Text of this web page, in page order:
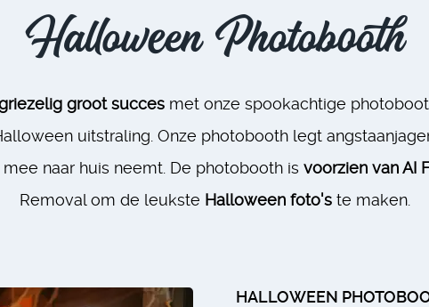
Halloween Photobooth
groot succes met onze spookachtige
uitstraling. Onze photobooth legt
naar huis neemt. De photobooth is voorzien van AI
Removal om de leukste Halloween foto'ste maken.
HALLOWEEN